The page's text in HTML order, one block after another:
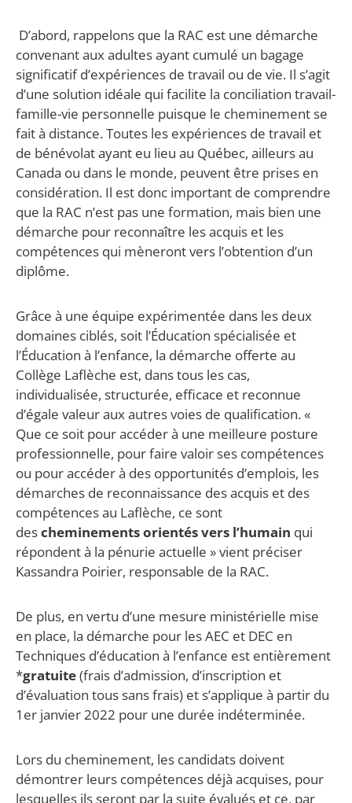
D’abord, rappelons que la RAC est une démarche
convenant aux adultes ayant cumulé un bagage
significatif d’expériences de travail ou de vie. Il s’agit
d’une solution idéale qui facilite la conciliation travail-
famille-vie personnelle puisque le cheminement se
fait à distance. Toutes les expériences de travail et
de bénévolat ayant eu lieu au Québec, ailleurs au
Canada ou dans le monde, peuvent être prises en
considération. Il est donc important de comprendre
que la RAC n’est pas une formation, mais bien une
démarche pour reconnaître les acquis et les
compétences qui mèneront vers l’obtention d’un
diplôme.
Grâce à une équipe expérimentée dans les deux
domaines ciblés, soit l’Éducation spécialisée et
l’Éducation à l’enfance, la démarche offerte au
Collège Laflèche est, dans tous les cas,
individualisée, structurée, efficace et reconnue
d’égale valeur aux autres voies de qualification. «
Que ce soit pour accéder à une meilleure posture
professionnelle, pour faire valoir ses compétences
ou pour accéder à des opportunités d’emplois, les
démarches de reconnaissance des acquis et des
compétences au Laflèche, ce sont
descheminements orientés vers l’humain qui
répondent à la pénurie actuelle » vient préciser
Kassandra Poirier, responsable de la RAC.
De plus, en vertu d’une mesure ministérielle mise
en place, la démarche pour les AEC et DEC en
Techniques d’éducation à l’enfance est entièrement
*gratuite(frais d’admission, d’inscription et
d’évaluation tous sans frais) et s’applique à partir du
1 er janvier 2022 pour une durée indéterminée.
Lors du cheminement, les candidats doivent
démontrer leurs compétences déjà acquises, pour
lesquelles ils seront par la suite évalués et ce, par